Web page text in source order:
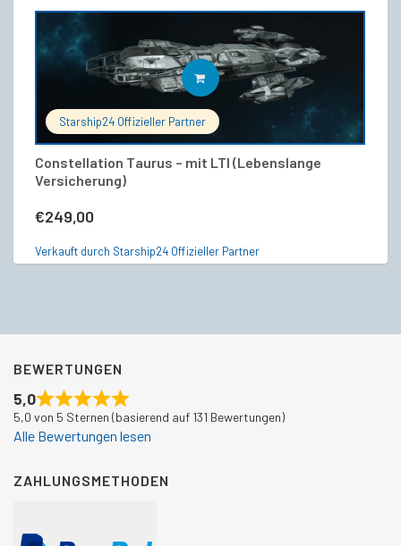
Starship24 Offizieller Partner
Constellation Taurus – mit LTI (Lebenslange
Versicherung)
€249,00
IN DEN WARENKORB
Verkauft durch Starship24 Offizieller Partner
BEWERTUNGEN
5,0
5,0 von 5 Sternen (basierend auf 131 Bewertungen)
Alle Bewertungen lesen
ZAHLUNGSMETHODEN